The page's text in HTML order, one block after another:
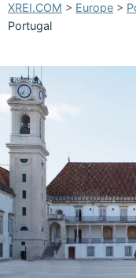
XREI.COM > Europe >
Portugal